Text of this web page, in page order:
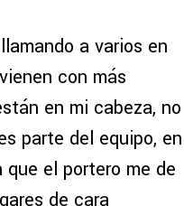
a varios en
con más
en mi cabeza, no
parte del equipo, en
el portero me de
de cara